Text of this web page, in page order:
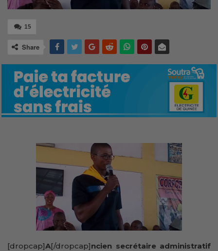
15
Share
[dropcap]A[/dropcap]ncien secrétaire administratif